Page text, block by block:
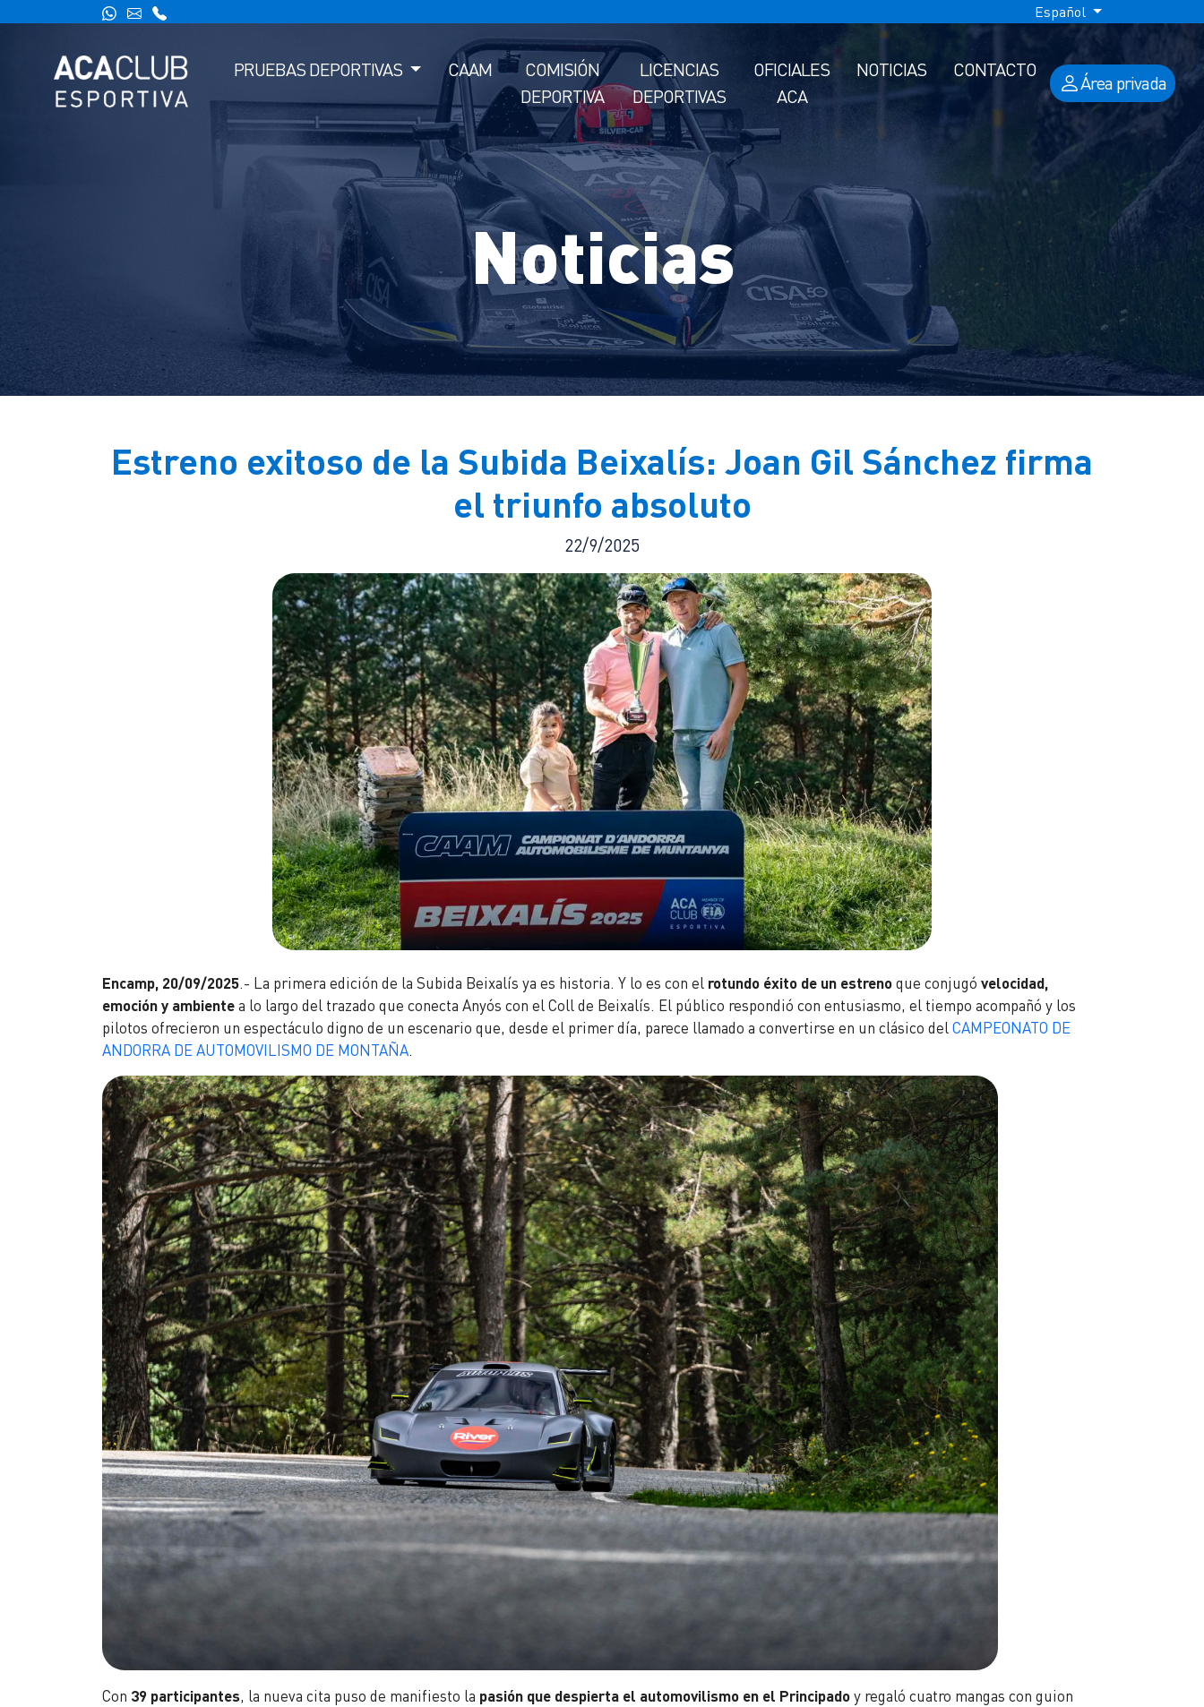
Español
PRUEBAS DEPORTIVAS CAAM
COMISIÓN
DEPORTIVA
LICENCIAS
DEPORTIVAS
OFICIALES
ACA
NOTICIAS CONTACTO
Área privada
Noticias
Estreno exitoso de la Subida Beixalís: Joan Gil Sánchez firma
el triunfo absoluto
22/9/2025
Encamp, 20/09/2025.- La primera edición de la Subida Beixalís ya es historia. Y lo es con el rotundo éxito de un estrenoque conjugó velocidad,
emoción y ambientea lo largo del trazado que conecta Anyós con el Coll de Beixalís. El público respondió con entusiasmo, el tiempo acompañó y los
pilotos ofrecieron un espectáculo digno de un escenario que, desde el primer día, parece llamado a convertirse en un clásico delCAMPEONATO DE
ANDORRA DE AUTOMOVILISMO DE MONTAÑA.
Con 39 participantes, la nueva cita puso de manifiesto la pasión que despierta el automovilismo en el Principadoy regaló cuatro mangas con guion